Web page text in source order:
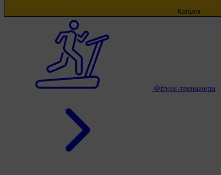
Каталог
Фітнес-тренажери